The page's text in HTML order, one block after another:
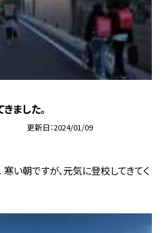
ました。
更新日 2024/01/09
い朝ですが、元気に登校してきてく